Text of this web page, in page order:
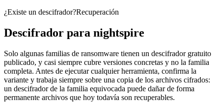
¿Existe un descifrador?Recuperación
Descifrador para nightspire
Solo algunas familias de ransomware tienen un descifrador gratuito
publicado, y casi siempre cubre versiones concretas y no la familia
completa. Antes de ejecutar cualquier herramienta, confirma la
variante y trabaja siempre sobre una copia de los archivos cifrados:
un descifrador de la familia equivocada puede dañar de forma
permanente archivos que hoy todavía son recuperables.